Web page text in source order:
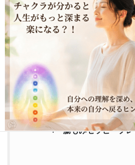
★☆腸活ヨガ体験
日程 ：4月18日（火）～4月30日
時間 ：10時～、14時～、19時
1回90分・要予約
体験費： 3,000円⇒ 1,000円（1
+ 腸もみセラピープレ